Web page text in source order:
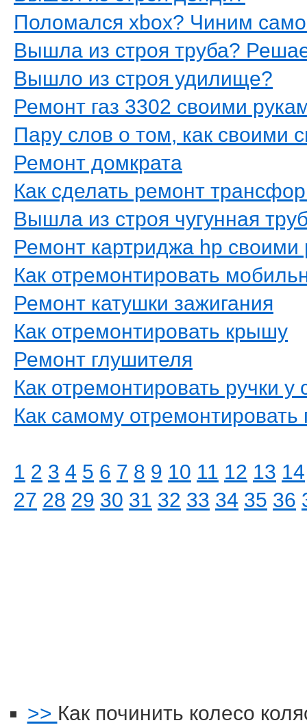
Поломался xbox? Чиним
Вышла из строя труба?
Вышло из строя удилище?
Ремонт газ 3302 своими
Пару слов о том, как своими
Ремонт домкрата
Как сделать ремонт
Вышла из строя чугунная
Ремонт картриджа hp своими
Как отремонтировать
Ремонт катушки зажигания
Как отремонтировать крышу
Ремонт глушителя
Как отремонтировать ручки у
Как самому отремонтировать
1 2 3 4 5 6 7 8 9 10 11 12 13 14
27 28 29 30 31 32 33 34 35 36
>> Как починить колесо